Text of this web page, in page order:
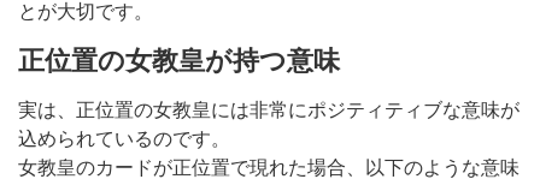
とが大切です。
正位置の女教皇が持つ意味
実は、正位置の女教皇には非常にポジティティブな意味が
込められているのです。
女教皇のカードが正位置で現れた場合、以下のような意味